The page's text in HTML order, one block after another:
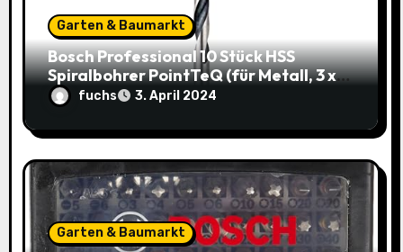
n
Garten & Baumarkt
Bosch Professional 10 Stück HSS
Spiralbohrer PointTeQ (für Metall, 3 x
33 x 61 mm) – Top Deal: 3,49€ statt
8,48€
fuchs 3. April 2024
Garten & Baumarkt